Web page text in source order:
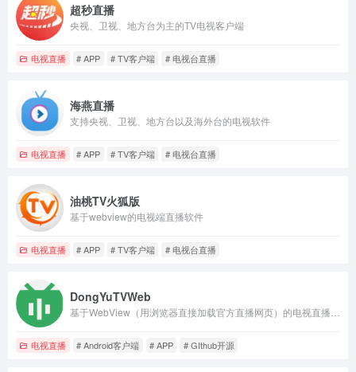
超秒直播
央视、卫视、地方台为主的TV电视客户端
电视直播 # APP # TV客户端 # 电视台直播
海燕直播
支持央视、卫视、地方台以及海外台的电视软件
电视直播 # APP # TV客户端 # 电视台直播
油桃TV火狐版
基于webview的电视端直播软件
电视直播 # APP # TV客户端 # 电视台直播
DongYuTVWeb
电视直播 # Android客户端 # APP # GIthub开源